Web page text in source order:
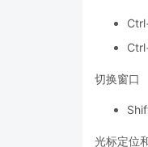
切换窗口
光标定位